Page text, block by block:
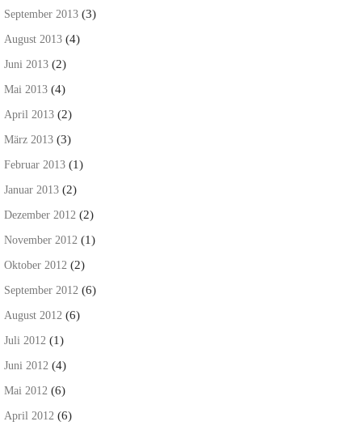
September 2013 (3)
August 2013 (4)
Juni 2013 (2)
Mai 2013 (4)
April 2013 (2)
März 2013 (3)
Februar 2013 (1)
Januar 2013 (2)
Dezember 2012 (2)
November 2012 (1)
Oktober 2012 (2)
September 2012 (6)
August 2012 (6)
Juli 2012 (1)
Juni 2012 (4)
Mai 2012 (6)
April 2012 (6)